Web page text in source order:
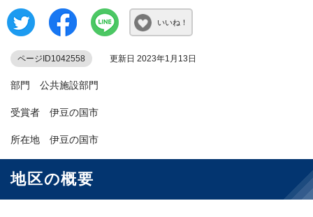
いいね！
ページID1042558 更新日 2023年1月13日
部門 公共施設部門
受賞者 伊豆の国市
所在地 伊豆の国市
地区の概要